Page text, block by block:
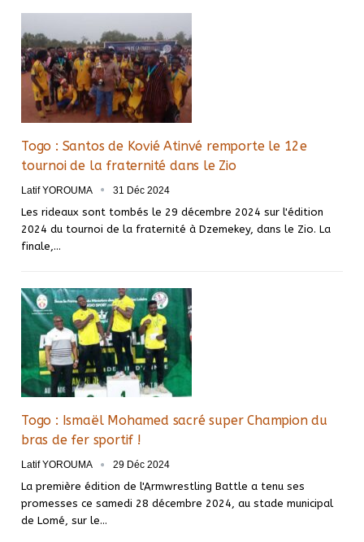
Togo : Santos de Kovié Atinvé remporte le 12e
tournoi de la fraternité dans le Zio
Latif YOROUMA 31 Déc 2024
Les rideaux sont tombés le 29 décembre 2024 sur l'édition
2024 du tournoi de la fraternité à Dzemekey, dans le Zio. La
finale,…
Togo : Ismaël Mohamed sacré super Champion du
bras de fer sportif !
Latif YOROUMA 29 Déc 2024
La première édition de l'Armwrestling Battle a tenu ses
promesses ce samedi 28 décembre 2024, au stade municipal
de Lomé, sur le…